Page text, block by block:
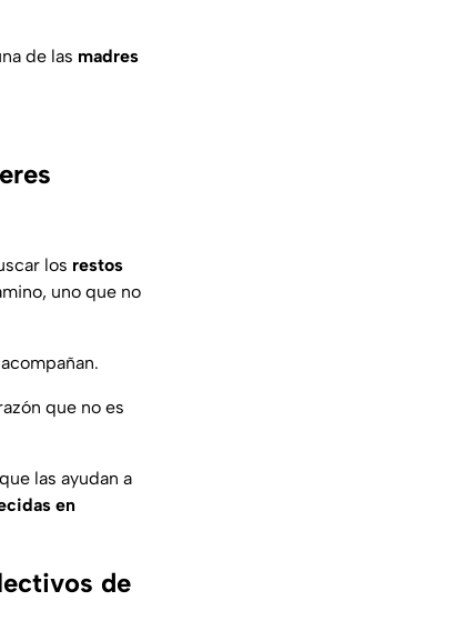
de las madres
los restos
uno que no
que no es
que las ayudan a
en
de